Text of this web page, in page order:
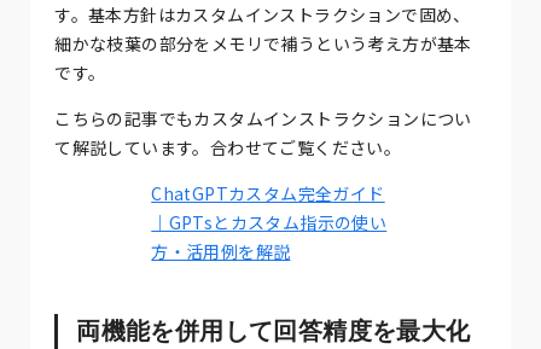
す。基本方針はカスタムインストラクションで固め、
細かな枝葉の部分をメモリで補うという考え方が基本
です。
こちらの記事でもカスタムインストラクションについ
て解説しています。合わせてご覧ください。
ChatGPTカスタム完全ガイド
｜GPTsとカスタム指示の使い
方・活用例を解説
両機能を併用して回答精度を最大化